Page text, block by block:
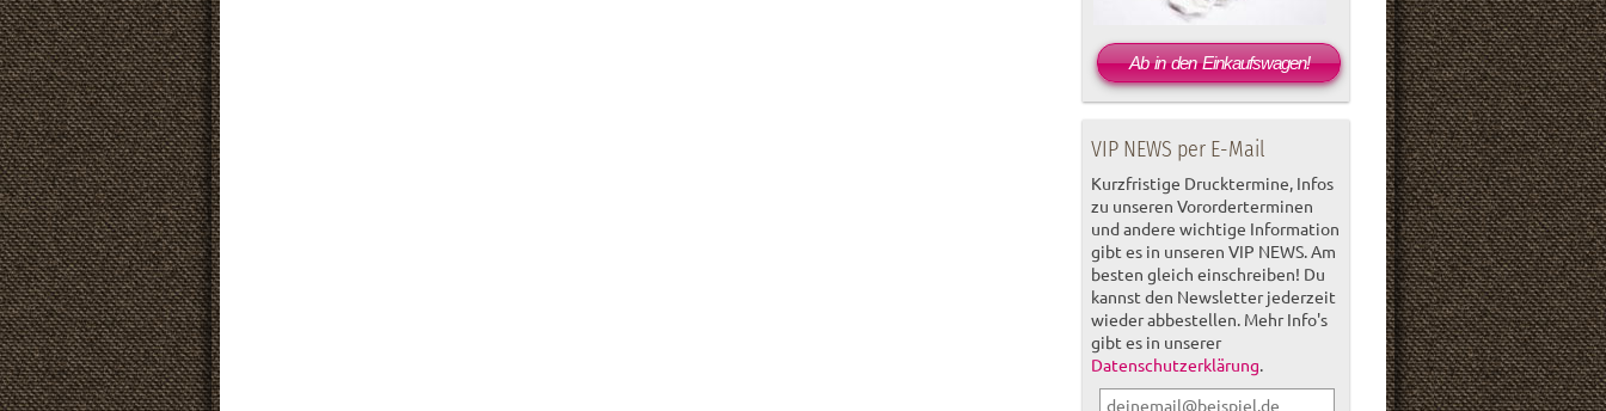
Ab in den Einkaufswagen!
VIP NEWS per E-Mail
Kurzfristige Drucktermine, Infos
zu unseren Vororderterminen
und andere wichtige Information
gibt es in unseren VIP NEWS. Am
besten gleich einschreiben! Du
kannst den Newsletter jederzeit
wieder abbestellen. Mehr Info's
gibt es in unserer
Datenschutzerklärung.